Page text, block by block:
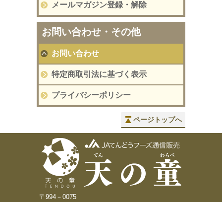
メールマガジン登録・解除
お問い合わせ・その他
お問い合わせ
特定商取引法に基づく表示
プライバシーポリシー
ページトップへ
〒994－0075